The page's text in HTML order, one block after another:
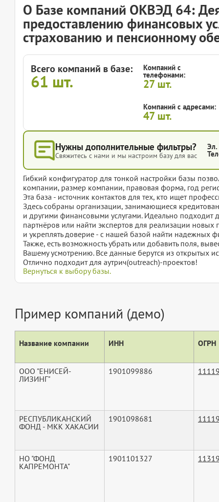
О Базе компаний ОКВЭД 64:
предоставлению финансовых
страхованию и пенсионному
Всего компаний в базе:
61 шт.
Компаний с
телефонами:
27 шт.
Компаний с адресами:
47 шт.
Нужны дополнительные фильтры?
Свяжитесь с нами и мы настроим базу для вас
Эл.
Гибкий конфигуратор для тонкой настройки базы
компании, размер компании, правовая форма, год
Эта база - источник контактов для тех, кто ищет
Здесь собраны организации, занимающиеся
и другими финансовыми услугами. Идеально
партнёров или найти экспертов для реализации
и укреплять доверие - с нашей базой найти надежных
Также, есть возможность убрать или добавить поля,
Вашему усмотрению. Все данные берутся из открытых
Отлично подходит для аутрич(outreach)-проектов!
Вернуться к выбору базы.
Пример компаний (демо)
Название компании ИНН ОГРН
ООО "ЕНИСЕЙ-
ЛИЗИНГ"
1901099886
РЕСПУБЛИКАНСКИЙ
ФОНД - МКК ХАКАСИИ
1901098681
НО "ФОНД
КАПРЕМОНТА"
1901101327